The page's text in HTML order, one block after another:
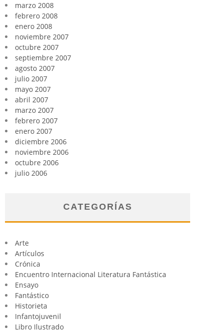
marzo 2008
febrero 2008
enero 2008
noviembre 2007
octubre 2007
septiembre 2007
agosto 2007
julio 2007
mayo 2007
abril 2007
marzo 2007
febrero 2007
enero 2007
diciembre 2006
noviembre 2006
octubre 2006
julio 2006
CATEGORÍAS
Arte
Artículos
Crónica
Encuentro Internacional Literatura Fantástica
Ensayo
Fantástico
Historieta
Infantojuvenil
Libro Ilustrado